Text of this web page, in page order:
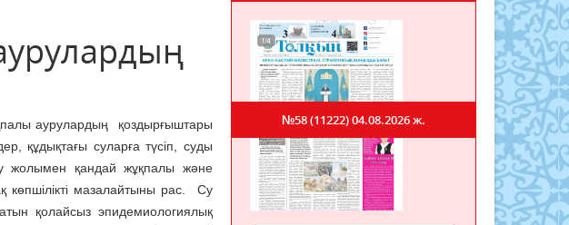
аурулардың қоздырғыштары
құдықтағы суларға түсіп, суды
жолымен қандай жұқпалы және
көпшілікті мазалайтыны рас. Су
қолайсыз эпидемиологиялық
№58 (11222)04.08.2026 ж.